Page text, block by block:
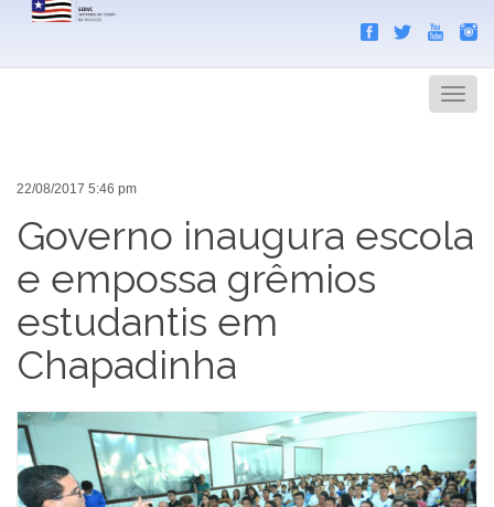
Menu
22/08/2017 5:46 pm
Governo inaugura escola
e empossa grêmios
estudantis em
Chapadinha